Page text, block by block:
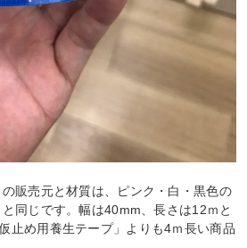
の販売元と材質は、ピンク・白・黒色の
と同じです。幅は40mm、長さは12ｍと
止め用養生テープ」よりも4ｍ長い商品